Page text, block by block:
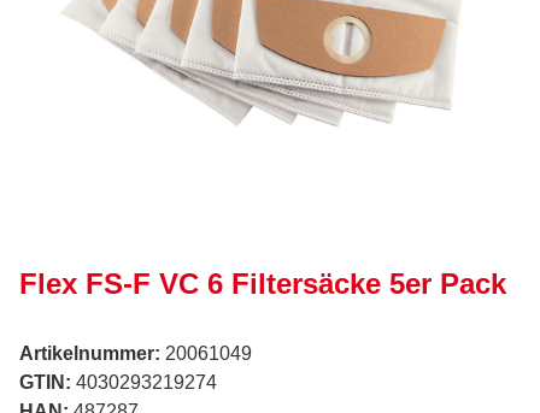
Flex FS-F VC 6 Filtersäcke 5er Pack
Artikelnummer: 20061049
GTIN: 4030293219274